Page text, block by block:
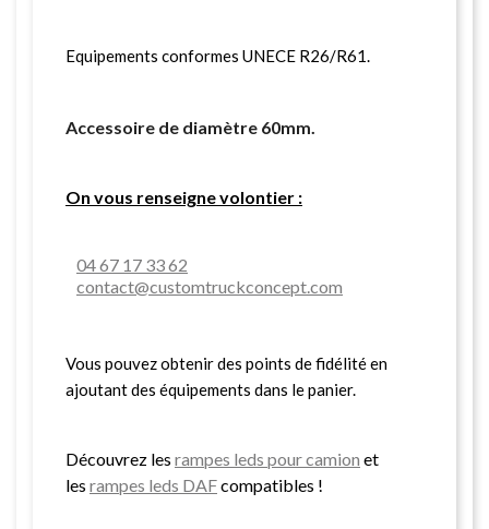
Equipements conformes UNECE R26/R61.
Accessoire de diamètre 60mm.
On vous renseigne volontier :
04 67 17 33 62
contact@customtruckconcept.com
Vous pouvez obtenir des points de fidélité en
ajoutant des équipements dans le panier.
Découvrez les rampes leds pour camion et
les rampes leds DAFcompatibles !